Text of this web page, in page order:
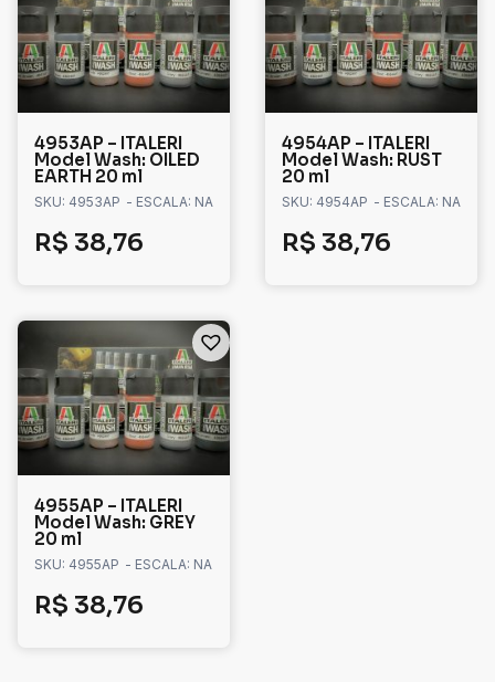
4953AP – ITALERI
Model Wash: OILED
EARTH 20 ml
SKU: 4953AP - ESCALA: NA
R$ 38,76
4954AP – ITALERI
Model Wash: RUST
20 ml
SKU: 4954AP - ESCALA: NA
R$ 38,76
4955AP – ITALERI
Model Wash: GREY
20 ml
SKU: 4955AP - ESCALA: NA
R$ 38,76